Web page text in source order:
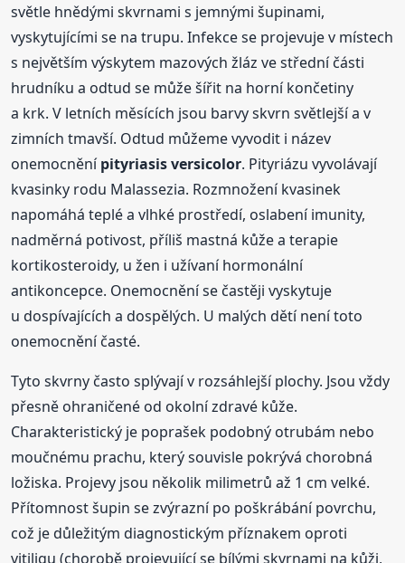
světle hnědými skvrnami s jemnými šupinami,
vyskytujícími se na trupu. Infekce se projevuje v místech
s největším výskytem mazových žláz ve střední části
hrudníku a odtud se může šířit na horní končetiny
a krk. V letních měsících jsou barvy skvrn světlejší a v
zimních tmavší. Odtud můžeme vyvodit i název
onemocněnípityriasis versicolor. Pityriázu vyvolávají
kvasinky rodu Malassezia. Rozmnožení kvasinek
napomáhá teplé a vlhké prostředí, oslabení imunity,
nadměrná potivost, příliš mastná kůže a terapie
kortikosteroidy, u žen i užívaní hormonální
antikoncepce. Onemocnění se častěji vyskytuje
u dospívajících a dospělých. U malých dětí není toto
onemocnění časté.
Tyto skvrny často splývají v rozsáhlejší plochy. Jsou vždy
přesně ohraničené od okolní zdravé kůže.
Charakteristický je poprašek podobný otrubám nebo
moučnému prachu, který souvisle pokrývá chorobná
ložiska. Projevy jsou několik milimetrů až 1 cm velké.
Přítomnost šupin se zvýrazní po poškrábání povrchu,
což je důležitým diagnostickým příznakem oproti
vitiligu (chorobě projevující se bílými skvrnami na kůži,